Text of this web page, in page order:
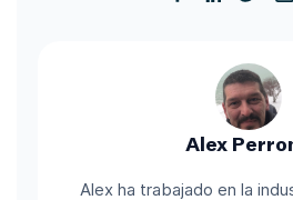
Alex
Alex ha trabajado en la